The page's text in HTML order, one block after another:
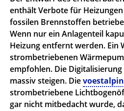
enthält Verbote für
fossilen Brennstoffen
Wenn nur ein Anlagenteil
Heizung entfernt werden. Ein
strombetriebenen
empfohlen. Die
massiv steigen. Die
strombetriebene
gar nicht mitbedacht wurde,